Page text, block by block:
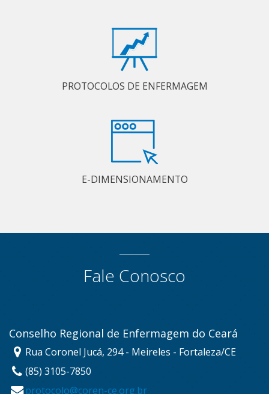
PROTOCOLOS DE ENFERMAGEM
E-DIMENSIONAMENTO
Fale Conosco
Conselho Regional de Enfermagem do Ceará
Rua Coronel Jucá, 294 - Meireles - Fortaleza/CE
(85) 3105-7850
protocolo@coren-ce.org.br